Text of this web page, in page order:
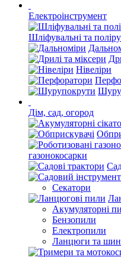
Електроінструмент
Шліфувальні та
Нівеліри
Дім, сад, огород
газонокосарки
Секатори
Акумуляторні
Бензопили
Електропили
Ланцюги та